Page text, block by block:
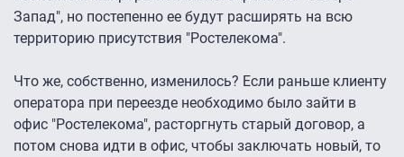
Запад", но постепенно ее будут расширять на всю
территорию присутствия "Ростелекома".
Что же, собственно, изменилось? Если раньше клиенту
оператора при переезде необходимо было зайти в
офис "Ростелекома", расторгнуть старый договор, а
потом снова идти в офис, чтобы заключать новый, то